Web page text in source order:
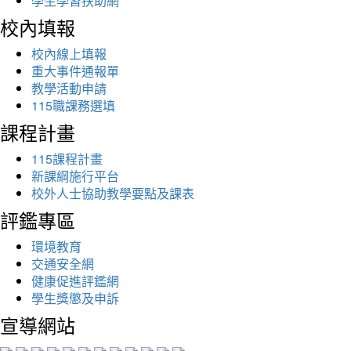
校內填報
校內線上填報
重大事件通報單
教學活動申請
115職課務選填
課程計畫
115課程計畫
新課綱施行平台
校外人士協助教學要點及課表
評鑑專區
環境教育
交通安全網
健康促進評鑑網
學生獎懲及申訴
宣導網站